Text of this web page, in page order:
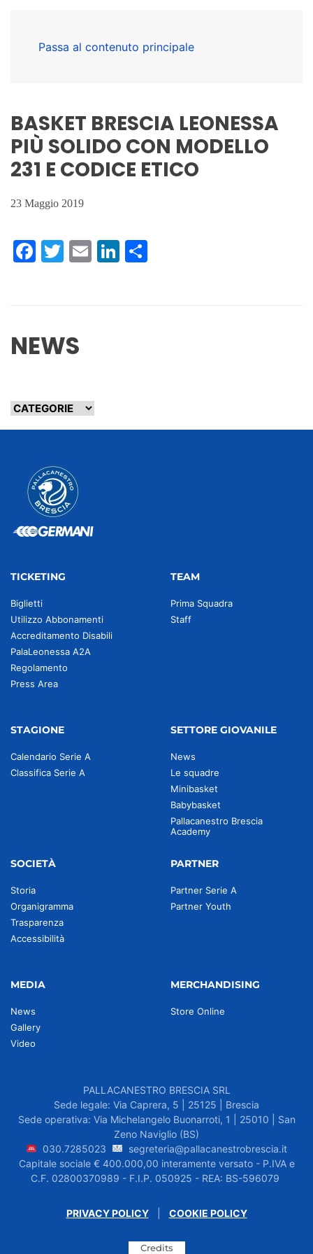
Passa al contenuto principale
BASKET BRESCIA LEONESSA
PIÙ SOLIDO CON MODELLO
231 E CODICE ETICO
23 Maggio 2019
Facebook
Twitter
EmailLinkedIn
NEWS
TICKETING
Biglietti
Utilizzo Abbonamenti
Accreditamento Disabili
PalaLeonessa A2A
Regolamento
Press Area
TEAM
Prima Squadra
Staff
STAGIONE
Calendario Serie A
Classifica Serie A
SETTORE GIOVANILE
News
Le squadre
Minibasket
Babybasket
Pallacanestro Brescia
Academy
SOCIETÀ
Storia
Organigramma
Trasparenza
Accessibilità
PARTNER
Partner Serie A
Partner Youth
MEDIA
News
Gallery
Video
MERCHANDISING
Store Online
PALLACANESTRO BRESCIA SRL
Sede legale: Via Caprera, 5 | 25125 | Brescia
Sede operativa: Via Michelangelo Buonarroti, 1 | 25010 | San
Zeno Naviglio (BS)
030.7285023
segreteria@pallacanestrobrescia.it
Capitale sociale € 400.000,00 interamente versato - P.IVA e
C.F. 02800370989 - F.I.P. 050925 - REA: BS-596079
PRIVACY POLICY| COOKIE POLICY
Credits